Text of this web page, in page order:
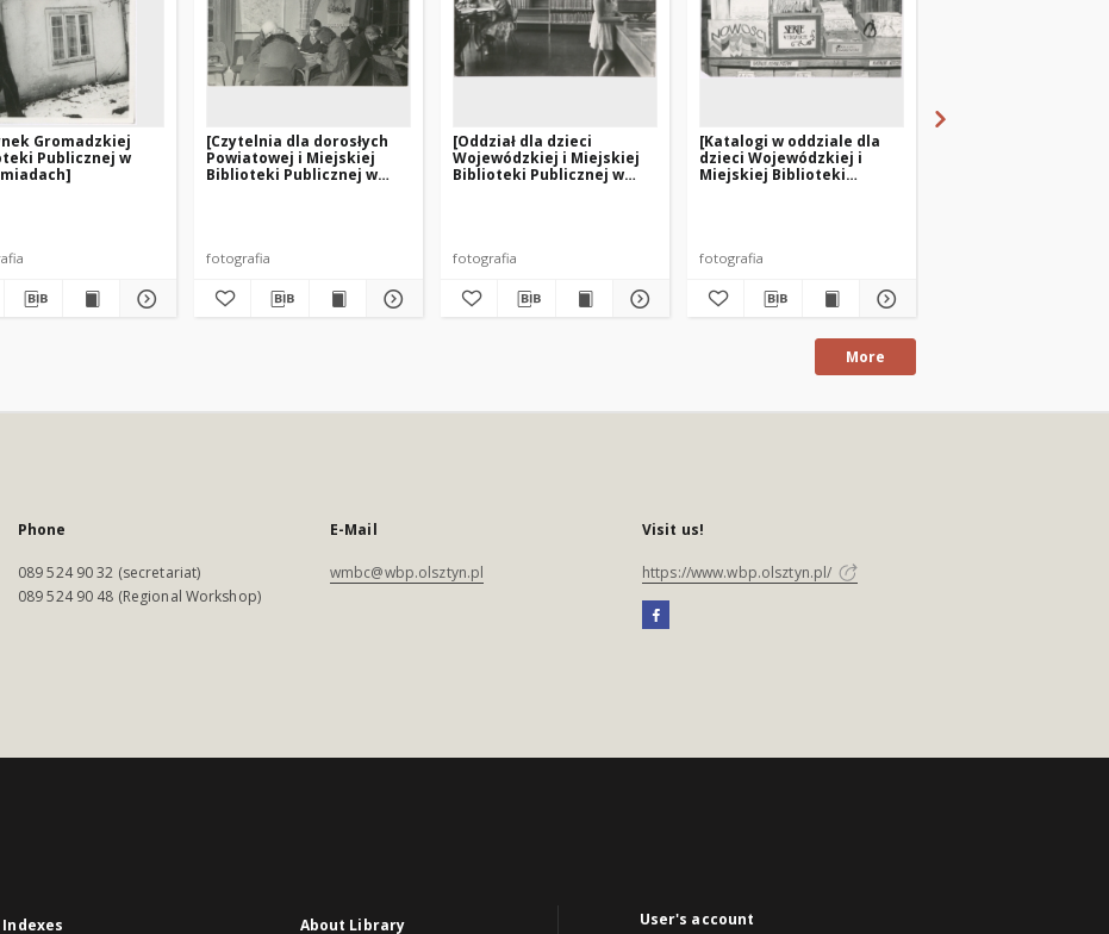
Gromadzkiej
Publicznej w
[Czytelnia dla dorosłych
Powiatowej i Miejskiej
Biblioteki Publicznej w
fotografia
[Oddział dla dzieci
Wojewódzkiej i Miejskiej
Biblioteki Publicznej w
fotografia
[Katalogi w oddziale dla
dzieci Wojewódzkiej i
Miejskiej Biblioteki
fotografia
More
Phone
089 524 90 32 (secretariat)
089 524 90 48 (Regional Workshop)
E-Mail
wmbc@wbp.olsztyn.pl
Visit us!
https://www.wbp.olsztyn.pl/
Indexes About Library User's account